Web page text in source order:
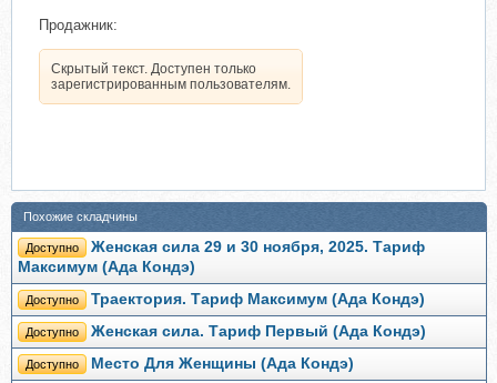
Продажник:
Скрытый текст. Доступен только
зарегистрированным пользователям.
Похожие складчины
Доступно
Женская сила 29 и 30 ноября, 2025. Тариф
Максимум (Ада Кондэ)
Доступно Траектория. Тариф Максимум (Ада Кондэ)
Доступно Женская сила. Тариф Первый (Ада Кондэ)
Доступно Место Для Женщины (Ада Кондэ)